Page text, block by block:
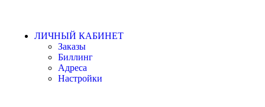
ЛИЧНЫЙ КАБИНЕТ
Заказы
Биллинг
Адреса
Настройки